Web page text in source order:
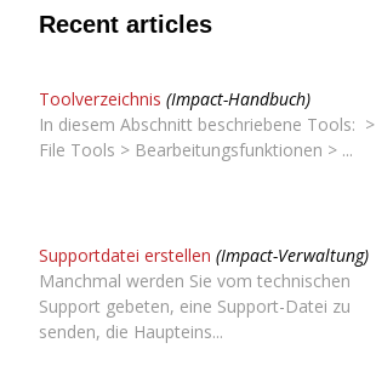
Recent articles
Toolverzeichnis (Impact-Handbuch)
In diesem Abschnitt beschriebene Tools: >
File Tools > Bearbeitungsfunktionen > ...
Supportdatei erstellen (Impact-Verwaltung)
Manchmal werden Sie vom technischen
Support gebeten, eine Support-Datei zu
senden, die Haupteins...